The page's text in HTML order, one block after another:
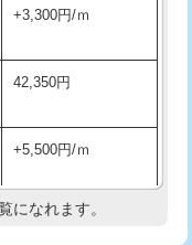
66,000円
27,500円
38,500円
16,500円
3,300円
5,500円
+3,300円/ｍ
42,350円
+5,500円/ｍ
現地調査
になれます。